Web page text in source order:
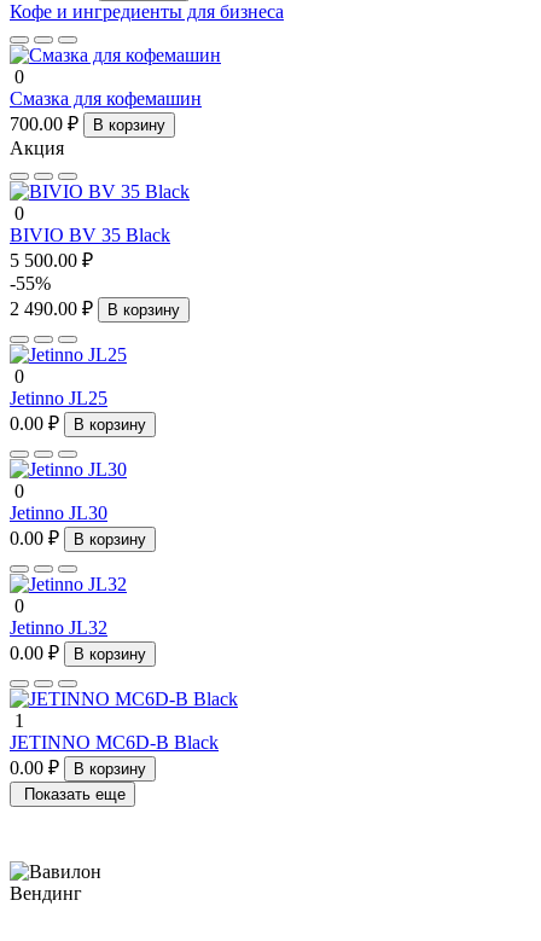
Кофе и ингредиенты для бизнеса
0
Смазка для кофемашин
700.00 ₽
В корзину
Акция
0
BIVIO BV 35 Black
5 500.00 ₽
-55%
2 490.00 ₽
В корзину
0
Jetinno JL25
0.00 ₽
В корзину
0
Jetinno JL30
0.00 ₽
В корзину
0
Jetinno JL32
0.00 ₽
В корзину
1
JETINNO MC6D-B Black
0.00 ₽
В корзину
Показать еще